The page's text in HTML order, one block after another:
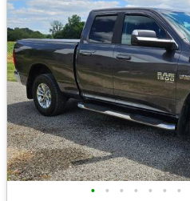
• • • • • • •